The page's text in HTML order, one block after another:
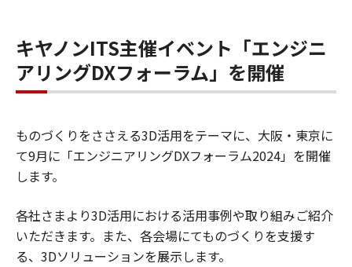
キヤノンITS主催イベント「エンジニ
アリングDXフォーラム」を開催
ものづくりをささえる3D活用をテーマに、大阪・東京に
て9月に「エンジニアリングDXフォーラム2024」を開催
します。
各社さまより3D活用における活用事例や取り組みご紹介
いただきます。また、各会場にてものづくりを支援す
る、3Dソリューションを展示します。